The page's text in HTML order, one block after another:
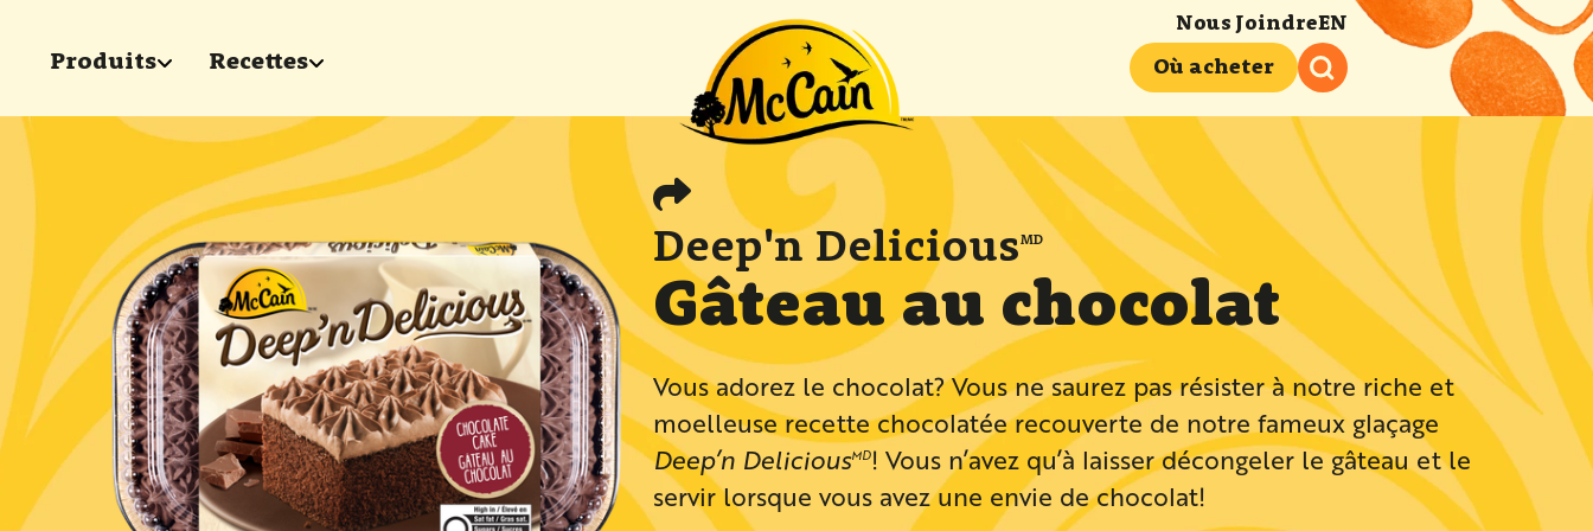
Produits show submenu for "Produits"
Recettes show submenu for "Recettes"
Nous JoindreEN
Où acheter
Deep'n DeliciousMD
Gâteau au chocolat
Vous adorez le chocolat? Vous ne saurez pas résister à notre riche et
moelleuse recette chocolatée recouverte de notre fameux glaçage
Deep’n DeliciousMD! Vous n’avez qu’à laisser décongeler le gâteau et le
servir lorsque vous avez une envie de chocolat!